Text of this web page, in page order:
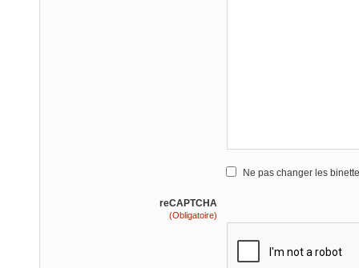
Ne pas changer les
reCAPTCHA
(Obligatoire)